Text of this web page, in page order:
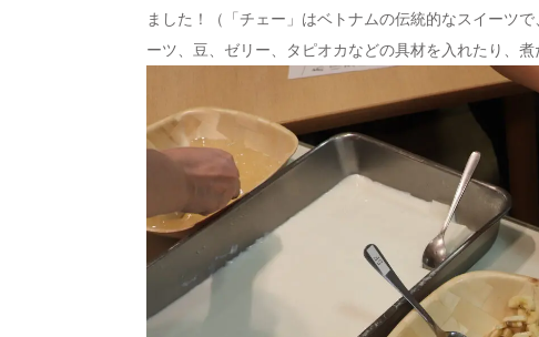
ました！（「チェー」はベトナムの伝統的なスイーツ
ーツ、豆、ゼリー、タピオカなどの具材を入れたり、煮